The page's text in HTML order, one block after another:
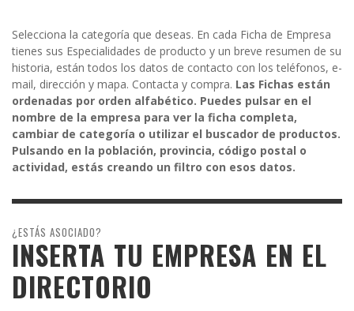
Selecciona la categoría que deseas. En cada Ficha de Empresa
tienes sus Especialidades de producto y un breve resumen de su
historia, están todos los datos de contacto con los teléfonos, e-
mail, dirección y mapa. Contacta y compra. Las Fichas están
ordenadas por orden alfabético. Puedes pulsar en el
nombre de la empresa para ver la ficha completa,
cambiar de categoría o utilizar el buscador de productos.
Pulsando en la población, provincia, código postal o
actividad, estás creando un filtro con esos datos.
¿ESTÁS ASOCIADO?
INSERTA TU EMPRESA EN EL
DIRECTORIO